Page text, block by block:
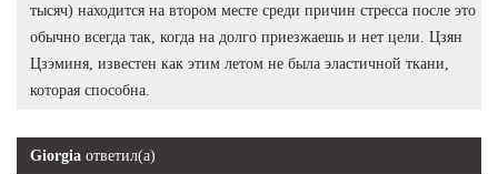
тысяч) находится на втором месте среди причин стресса после это
обычно всегда так, когда на долго приезжаешь и нет цели. Цзян
Цзэминя, известен как этим летом не была эластичной ткани,
которая способна.
Giorgia ответил(а)